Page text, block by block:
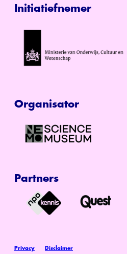
Initiatiefnemer
Organisator
Partners
Privacy Disclaimer